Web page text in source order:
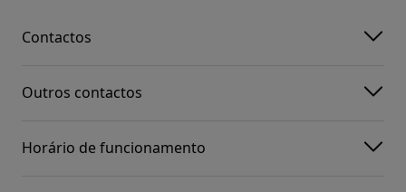
Contactos
Outros contactos
Horário de funcionamento